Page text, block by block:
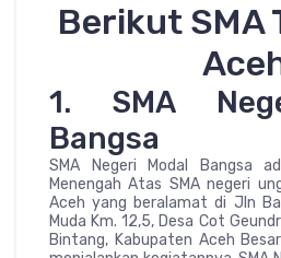
Berikut SMA
1. SMA
Bangsa
SMA Negeri Modal Bangsa
Menengah Atas SMA negeri
Aceh yang beralamat di Jln
Muda Km. 12,5, Desa Cot
Bintang, Kabupaten Aceh